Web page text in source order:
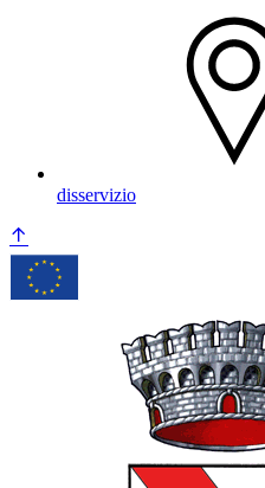
disservizio